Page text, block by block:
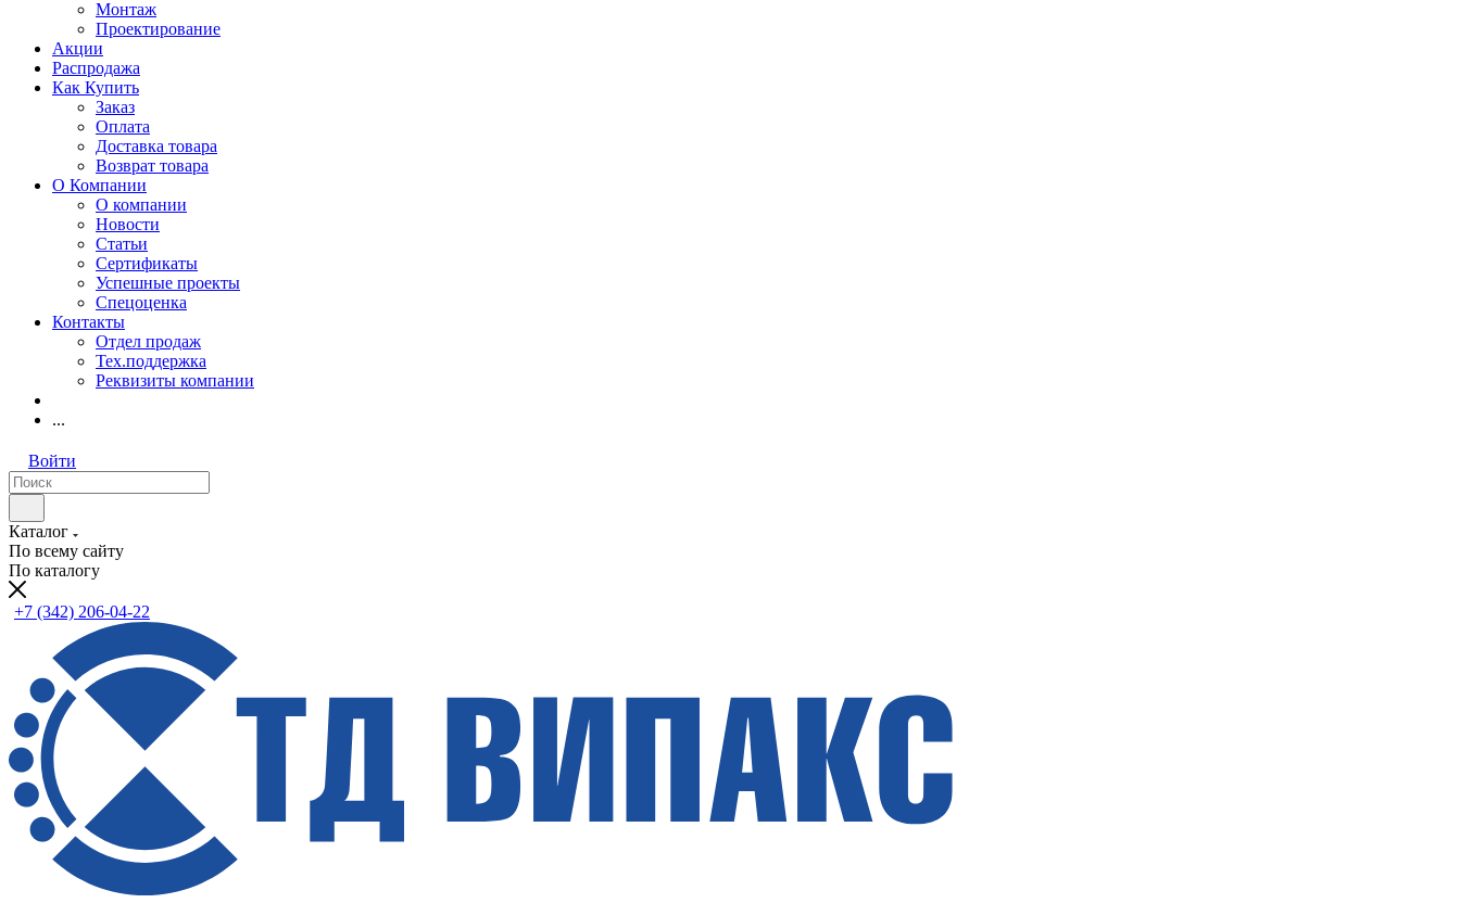
Монтаж
Проектирование
Акции
Распродажа
Как Купить
Заказ
Оплата
Доставка товара
Возврат товара
О Компании
О компании
Новости
Статьи
Сертификаты
Успешные проекты
Спецоценка
Контакты
Отдел продаж
Тех.поддержка
Реквизиты компании
...
Войти
Каталог
По всему сайту
По каталогу
+7 (342) 206-04-22